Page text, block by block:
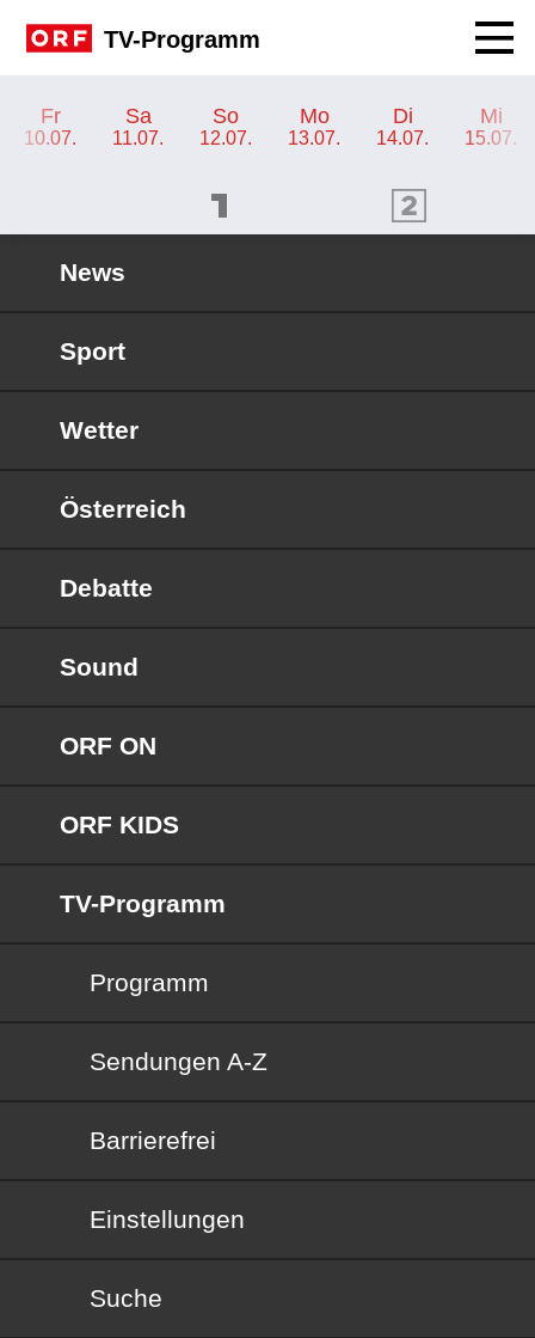
TV-Programm
Fr
10.07.
Sa
11.07.
So
12.07.
Mo
13.07.
Di
14.07.
Mi
15.07.
ORF 2 Programm
News
Sport
Wetter
Österreich
Debatte
Sound
ORF ON
ORF KIDS
TV-Programm
Programm
Sendungen von A bis Z
Sendungen A-Z
Barrierefrei
Barrierefrei
Einstellungen
Suche